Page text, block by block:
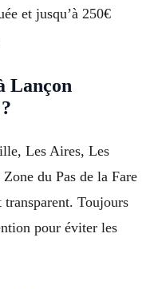
et jusqu’à 250€
Lançon
Les Aires, Les
du Pas de la Fare
transparent. Toujours
pour éviter les